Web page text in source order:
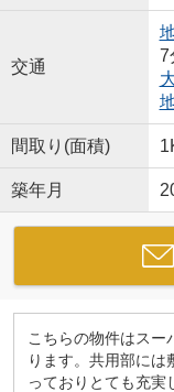
交通
7
間取り(面積)
築年月
こちらの物件はス
ります。共用部に
っておりとても充実